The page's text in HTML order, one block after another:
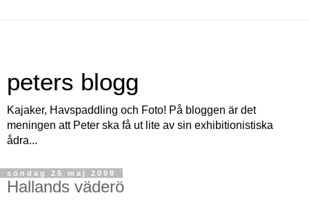
peters blogg
Kajaker, Havspaddling och Foto! På bloggen är det
meningen att Peter ska få ut lite av sin exhibitionistiska
ådra...
söndag 25 maj 2008
Hallands väderö